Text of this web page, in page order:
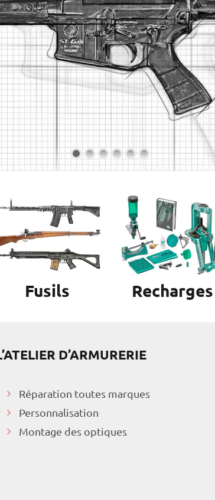
Fusils Recharges
D’ARMURERIE
Réparation toutes marques
Personnalisation
Montage des optiques